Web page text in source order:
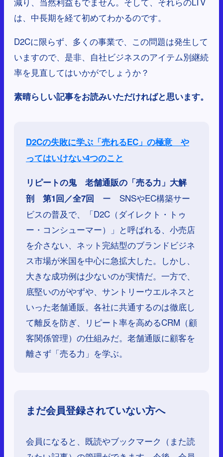
は、中長期を経て初めてわかるのです。
D2Cに限らず、多くの事業で、この問題は発生して
いますので、是非、自社ビジネスのアイテム別継続
率を見直してはいかがでしょうか？
素晴らしい記事をお読みいただければと思います。
D2Cの失敗に学ぶ「売れるEC」の極意 や
ってはいけない4つのこと
リピートの鬼 老舗通販の「売る力」大解
剖 第1回／全7回 ー SNSやEC構築サー
ビスの普及で、「D2C（ダイレクト・トゥ
ー・コンシューマー）」と呼ばれる、小売店
を介さない、ネット完結型のブランドビジネ
ス市場が米国を中心に急拡大した。しかし、
大きな成功例は少ないのが実情だ。一方で、
底堅いのがやずや、サントリーウエルネスと
いった老舗通販。各社に共通するのは徹底し
て離反を防ぎ、リピート率を高めるCRM（顧
客関係管理）の仕組みだ。老舗通販に顧客を
離さず「売る力」を学ぶ。
まだ会員登録されていない方へ
会員になると、既読やブックマーク（また読